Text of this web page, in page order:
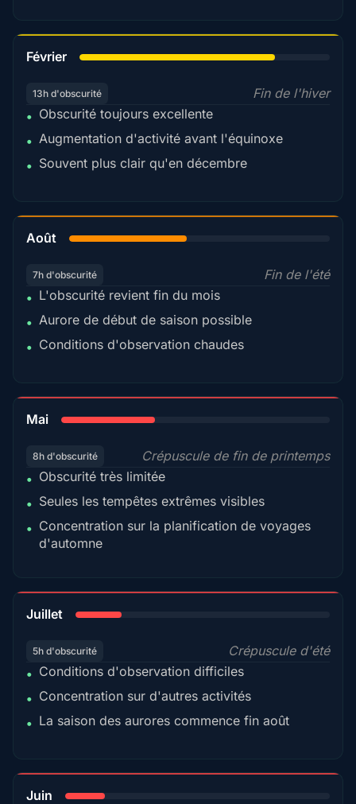
Février
13h d'obscurité
Fin de l'hiver
• Obscurité toujours excellente
• Augmentation d'activité avant l'équinoxe
• Souvent plus clair qu'en décembre
Août
7h d'obscurité
Fin de l'été
• L'obscurité revient fin du mois
• Aurore de début de saison possible
• Conditions d'observation chaudes
Mai
8h d'obscurité
Crépuscule de fin de printemps
• Obscurité très limitée
• Seules les tempêtes extrêmes visibles
• Concentration sur la planification de voyages
d'automne
Juillet
5h d'obscurité
Crépuscule d'été
• Conditions d'observation difficiles
• Concentration sur d'autres activités
• La saison des aurores commence fin août
Juin